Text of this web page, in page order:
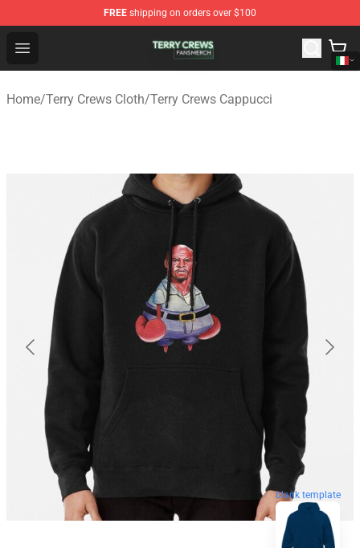
FREE shipping on orders over $100
Open menu
Terry Crews Shop - Official Terry Crews Merchandise
Home/Terry Crews Cloth/Terry Crews Cappucci
blank template